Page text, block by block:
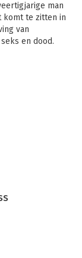
man
komt te zitten in
van
en dood.